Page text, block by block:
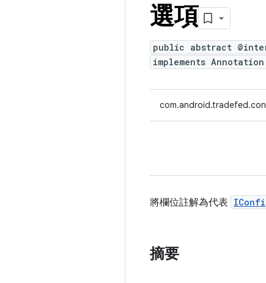
選項
public abstract
implements Annotation
將欄位註解為代表
摘要